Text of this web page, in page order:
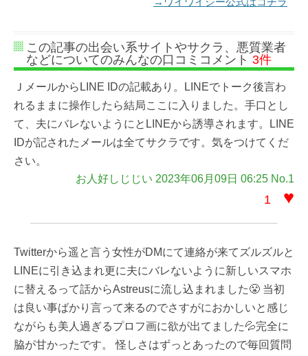
この記事の出会い系サイトやサクラ、悪質業者
などについてのみんなの口コミコメント 3件
ＪメールからLINE IDの記載あり。LINEでトーク後言わ
れるままに操作したら結局ここに入りました。手口とし
て、夫にバレないようにとLINEから誘導されます。LINE
IDが記されたメールは全てサクラです。気をつけてくだ
さい。
お人好しじじい 2023年06月09日 06:25 No.1
1 ♥
Twitterから遥と言う女性がDMにて連絡が来てズルズルと
LINEに引き込まれ更に夫にバレないように新しいスマホ
に替えるって話からAstreusに流し込まれました😤 当初
は良い事ばかり言って来るのでさすがにおかしいと感じ
ながらも美人過ぎるプロフ画に欲が出てました💦完全に
脇が甘かったです。 怪しさはずっとあったので毎回質問